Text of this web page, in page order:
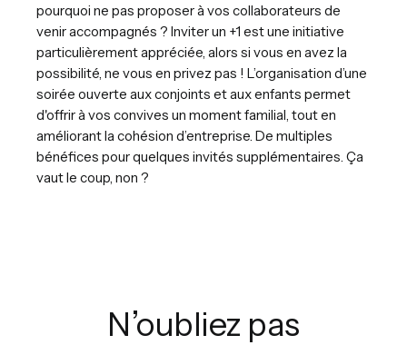
pourquoi ne pas proposer à vos collaborateurs de
venir accompagnés ? Inviter un +1 est une initiative
particulièrement appréciée, alors si vous en avez la
possibilité, ne vous en privez pas ! L’organisation d’une
soirée ouverte aux conjoints et aux enfants permet
d'offrir à vos convives un moment familial, tout en
améliorant la cohésion d’entreprise. De multiples
bénéfices pour quelques invités supplémentaires. Ça
vaut le coup, non ?
N’oubliez pas